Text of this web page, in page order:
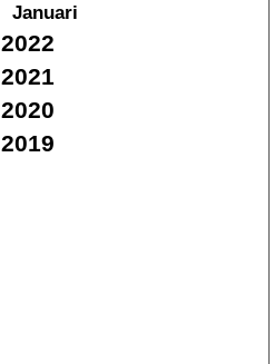
Januari
2022
2021
2020
2019